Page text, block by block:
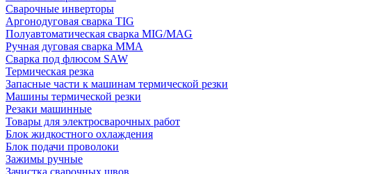
Сварочные инверторы
Аргонодуговая сварка TIG
Полуавтоматическая сварка MIG/MAG
Ручная дуговая сварка MMA
Сварка под флюсом SAW
Термическая резка
Запасные части к машинам термической резки
Машины термической резки
Резаки машинные
Товары для электросварочных работ
Блок жидкостного охлаждения
Блок подачи проволоки
Зажимы ручные
Зачистка сварочных швов